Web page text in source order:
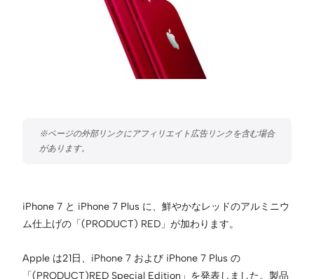
iPhone 7 と iPhone 7 Plus に、鮮やかなレッドのアルミニウ
ム仕上げの「(PRODUCT) RED」が加わります。
Apple は21日、iPhone 7 および iPhone 7 Plus の
「(PRODUCT)RED Special Edition」を発表しました。製品